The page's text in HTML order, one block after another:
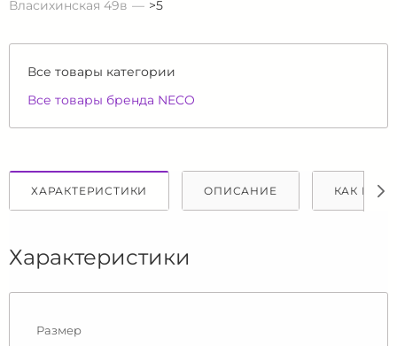
Власихинская 49в
>5
Все товары категории
Все товары бренда NECO
ХАРАКТЕРИСТИКИ ОПИСАНИЕ КАК
Характеристики
Размер